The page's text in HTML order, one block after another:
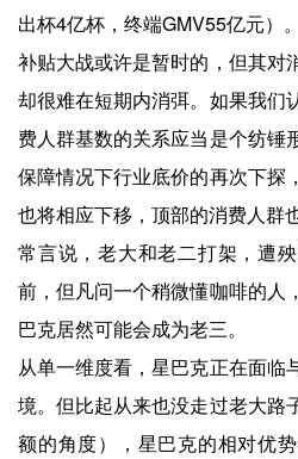
出杯4亿杯，终端GMV55亿元）。
补贴大战或许是暂时的，但其对
却很难在短期内消弭。如果我们
费人群基数的关系应当是个纺锤
保障情况下行业底价的再次下探
也将相应下移，顶部的消费人群
常言说，老大和老二打架，遭
前，但凡问一个稍微懂咖啡的人
巴克居然可能会成为老三。
从单一维度看，星巴克正在面临
境。但比起从来也没走过老大路
额的角度），星巴克的相对优